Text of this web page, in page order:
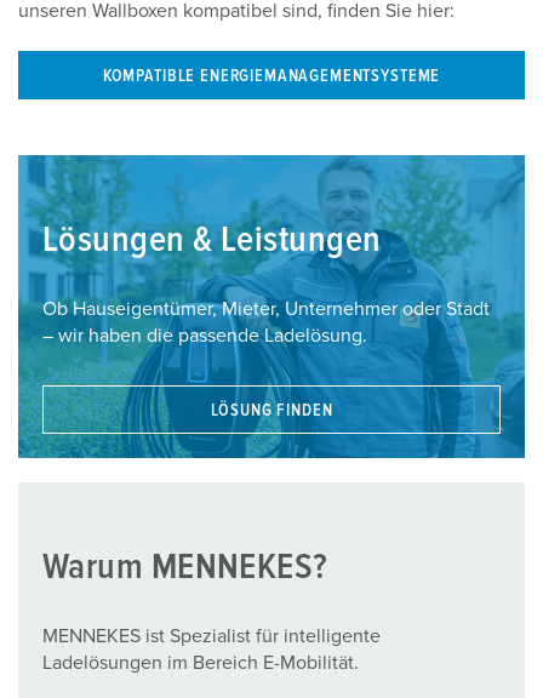
unseren Wallboxen kompatibel sind, finden Sie hier:
KOMPATIBLE ENERGIEMANAGEMENTSYSTEME
Lösungen & Leistungen
Ob Hauseigentümer, Mieter, Unternehmer oder Stadt
– wir haben die passende Ladelösung.
LÖSUNG FINDEN
Warum MENNEKES?
MENNEKES ist Spezialist für intelligente
Ladelösungen im Bereich E-Mobilität.